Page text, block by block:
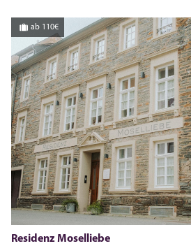
ab 110€
Residenz Moselliebe